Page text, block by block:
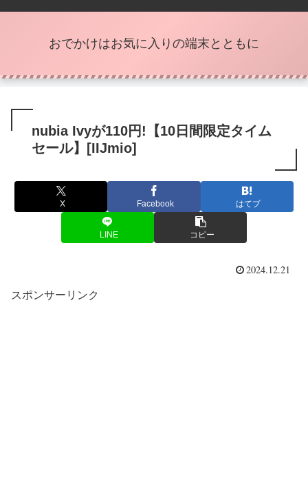
おでかけはお気に入りの端末とともに
nubia Ivyが110円!【10日間限定タイム
セール】[IIJmio]
X Facebook はてブ
LINE コピー
2024.12.21
スポンサーリンク